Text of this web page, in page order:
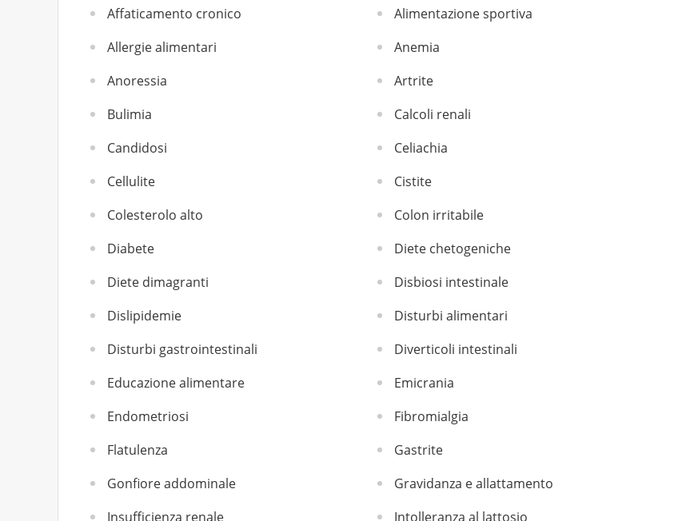
Affaticamento cronico
Alimentazione sportiva
Allergie alimentari
Anemia
Anoressia
Artrite
Bulimia
Calcoli renali
Candidosi
Celiachia
Cellulite
Cistite
Colesterolo alto
Colon irritabile
Diabete
Diete chetogeniche
Diete dimagranti
Disbiosi intestinale
Dislipidemie
Disturbi alimentari
Disturbi gastrointestinali
Diverticoli intestinali
Educazione alimentare
Emicrania
Endometriosi
Fibromialgia
Flatulenza
Gastrite
Gonfiore addominale
Gravidanza e allattamento
Insufficienza renale
Intolleranza al lattosio